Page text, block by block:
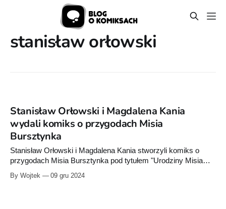
stanisław orłowski
Stanisław Orłowski i Magdalena Kania
wydali komiks o przygodach Misia
Bursztynka
Stanisław Orłowski i Magdalena Kania stworzyli komiks o
przygodach Misia Bursztynka pod tytułem "Urodziny Misia
Bursztynka". Staszek jest organizatorem Ostrołęckich
Spotkań Komiksowych. Z kolei ilustracje Magdaleny Kani
By Wojtek 09 gru 2024